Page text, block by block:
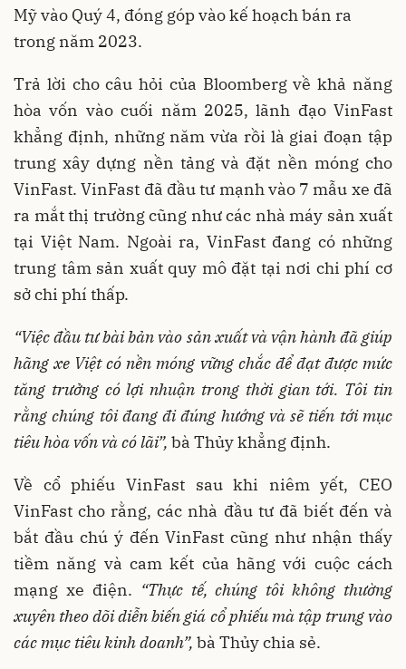
Mỹ vào Quý 4, đóng góp vào kế hoạch bán ra
trong năm 2023.
Trả lời cho câu hỏi của Bloomberg về khả năng
hòa vốn vào cuối năm 2025, lãnh đạo VinFast
khẳng định, những năm vừa rồi là giai đoạn tập
trung xây dựng nền tảng và đặt nền móng cho
VinFast. VinFast đã đầu tư mạnh vào 7 mẫu xe đã
ra mắt thị trường cũng như các nhà máy sản xuất
tại Việt Nam. Ngoài ra, VinFast đang có những
trung tâm sản xuất quy mô đặt tại nơi chi phí cơ
sở chi phí thấp.
“Việc đầu tư bài bản vào sản xuất và vận hành đã giúp
hãng xe Việt có nền móng vững chắc để đạt được mức
tăng trưởng có lợi nhuận trong thời gian tới. Tôi tin
rằng chúng tôi đang đi đúng hướng và sẽ tiến tới mục
tiêu hòa vốn và có lãi”, bà Thủy khẳng định.
Về cổ phiếu VinFast sau khi niêm yết, CEO
VinFast cho rằng, các nhà đầu tư đã biết đến và
bắt đầu chú ý đến VinFast cũng như nhận thấy
tiềm năng và cam kết của hãng với cuộc cách
mạng xe điện. “Thực tế, chúng tôi không thường
xuyên theo dõi diễn biến giá cổ phiếu mà tập trung vào
các mục tiêu kinh doanh”, bà Thủy chia sẻ.